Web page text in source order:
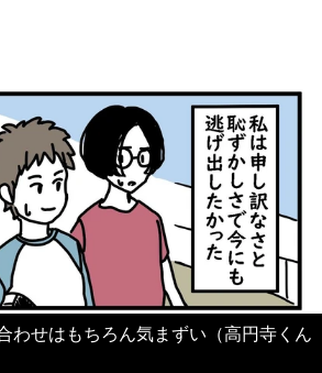
わせはもちろん気まずい（高円寺くん